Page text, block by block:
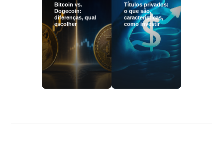
Bitcoin vs.
Dogecoin:
diferenças, qual
escolher
Títulos privados:
o que são,
características,
como investir